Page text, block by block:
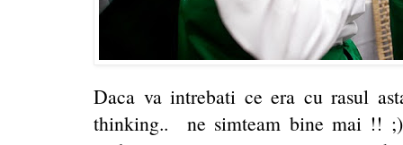
Daca va intrebati ce era cu rasul
thinking.. ne simteam bine mai !!